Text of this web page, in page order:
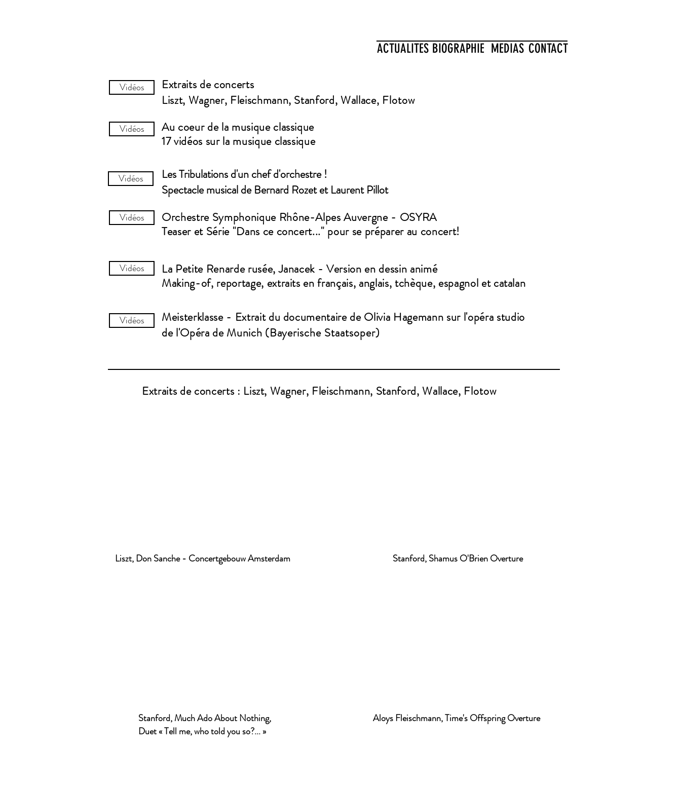
MEDIAS CONTACT
BIOGRAPHIE
ACTUALITES
Vidéos
Extraits de concerts
Liszt, Wagner, Fleischmann, Stanford, Wallace, Flotow
Vidéos
Au coeur de la musique classique
17 vidéos sur la musique classique
Vidéos
Les Tribulations d'un chef d'orchestre !
Spectaclemusicalde Bernard Rozet et Laurent Pillot
Vidéos Orchestre Symphonique Rhône-AlpesAuvergne - OSYRA
Teaser et Série "Dansce concert..." pour se préparer au concert!
Vidéos
La Petite Renarde rusée, Janacek - Version en dessin animé
Making-of, reportage, extraits en français, anglais, tchèque, espagnol et catalan
Vidéos Meisterklasse - Extrait du documentaire de Olivia Hagemann sur l'opéra studio
de l'Opéra de Munich (Bayerische Staatsoper)
Extraits de concerts : Liszt, Wagner, Fleischmann, Stanford, Wallace, Flotow
Liszt, Don Sanche - Concertgebouw Amsterdam Stanford, Shamus O'Brien Overture
Stanford, Much Ado About Nothing,
Duet « Tell me, who told you so?... »
Aloys Fleischmann, Time's Offspring Overture